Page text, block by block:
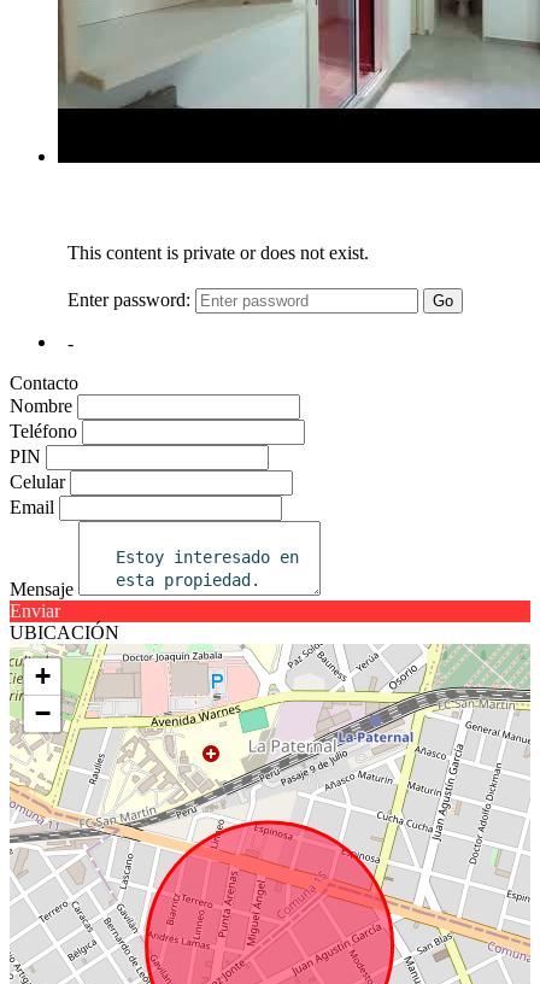
Contacto
Nombre
Teléfono
PIN
Celular
Email
Mensaje
Enviar
UBICACIÓN
+
−